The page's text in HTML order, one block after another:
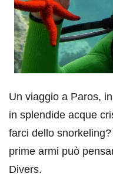
Un viaggio a Paros,
in splendide acque
farci dello
prime armi può
Divers.